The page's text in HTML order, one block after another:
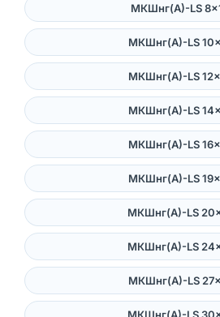
МКШнг(А)-LS
МКШнг(А)-LS
МКШнг(А)-LS
МКШнг(А)-LS
МКШнг(А)-LS
МКШнг(А)-LS
МКШнг(А)-LS
МКШнг(А)-LS
МКШнг(А)-LS